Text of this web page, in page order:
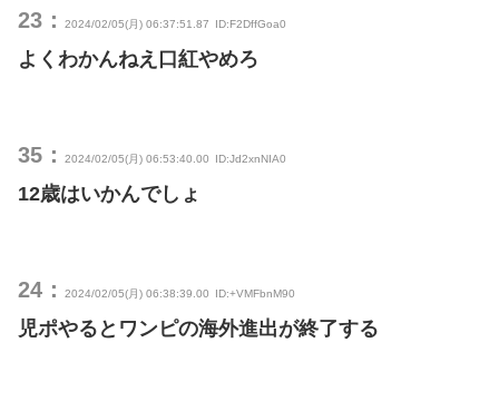
23： 2024/02/05(月) 06:37:51.87 ID:F2DffGoa0
よくわかんねえ口紅やめろ
35： 2024/02/05(月) 06:53:40.00 ID:Jd2xnNIA0
12歳はいかんでしょ
24： 2024/02/05(月) 06:38:39.00 ID:+VMFbnM90
児ポやるとワンピの海外進出が終了する